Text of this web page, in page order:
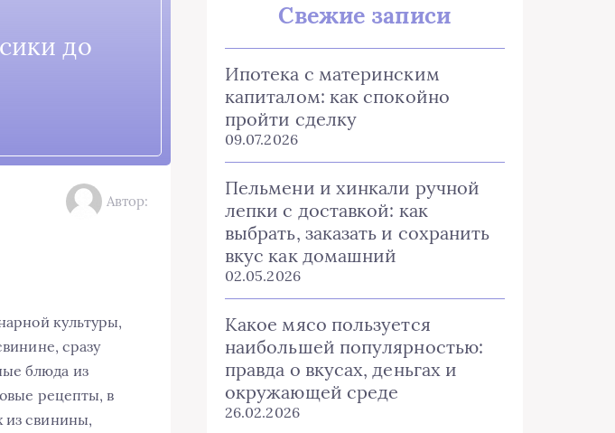
до
Автор:
культуры,
сразу
блюда из
рецепты, в
из свинины,
Свежие записи
Ипотека с материнским
капиталом: как спокойно
пройти сделку
09.07.2026
Пельмени и хинкали ручной
лепки с доставкой: как
выбрать, заказать и сохранить
вкус как домашний
02.05.2026
Какое мясо пользуется
наибольшей популярностью:
правда о вкусах, деньгах и
окружающей среде
26.02.2026